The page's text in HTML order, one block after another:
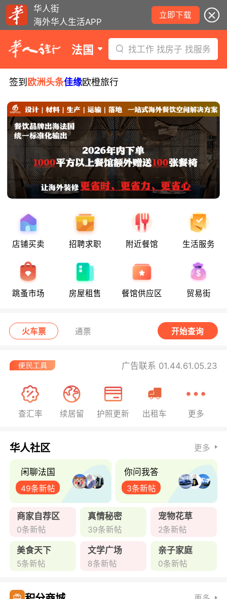
华人街
海外华人生活APP
立即下载
法国 找工作 找房子 找服务
签到 欧洲头条佳缘欧橙旅行
店铺买卖 招聘求职 附近餐馆 生活服务
跳蚤市场 房屋租售 餐馆供应区 贸易街
火车票 通票 开始查询
广告联系 01.44.61.05.23
查汇率 续居留 护照更新 出租车 更多
华人社区 更多
闲聊法国
49条新帖
你问我答
3条新帖
商家自荐区
0条新帖
真情秘密
39条新帖
宠物花草
2条新帖
美食天下
5条新帖
文学广场
8条新帖
亲子家庭
0条新帖